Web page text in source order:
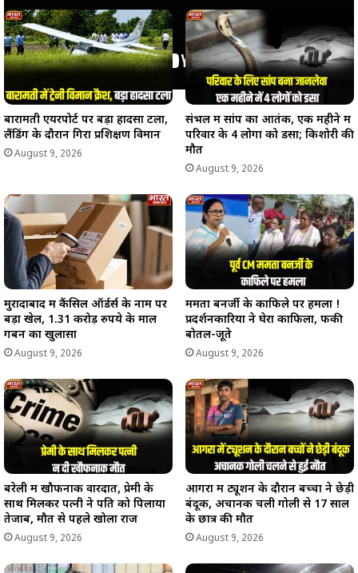
बारामती एयरपोर्ट पर बड़ा हादसा टला,
लैंडिंग के दौरान गिरा प्रशिक्षण विमान
August 9, 2026
संभल में सांप का आतंक, एक महीने में
परिवार के 4 लोगों को डसा; किशोरी की
मौत
August 9, 2026
मुरादाबाद में कैंसिल ऑर्डर्स के नाम पर
बड़ा खेल, 1.31 करोड़ रुपये के माल
गबन का खुलासा
August 9, 2026
ममता बनर्जी के काफिले पर हमला !
प्रदर्शनकारियों ने घेरा काफिला, फेंकी
बोतलें-जूते
August 9, 2026
बरेली में खौफनाक वारदात, प्रेमी के
साथ मिलकर पत्नी ने पति को पिलाया
तेजाब, मौत से पहले खोला राज
August 9, 2026
आगरा में ट्यूशन के दौरान बच्चों ने छेड़ी
बंदूक, अचानक चली गोली से 17 साल
के छात्र की मौत
August 9, 2026